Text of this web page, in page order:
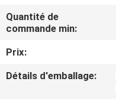
VISITE
CONTRÔLE
Quantité de
commande min:
Prix:
Détails d'emballage: